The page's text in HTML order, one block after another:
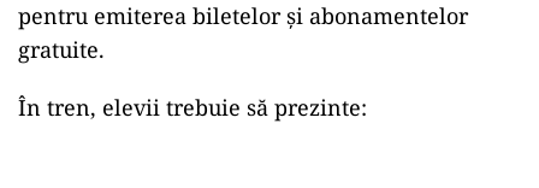
pentru emiterea biletelor și abonamentelor
gratuite.
În tren, elevii trebuie să prezinte: